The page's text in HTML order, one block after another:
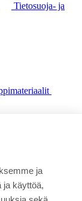
Tietosuoja- ja
ja
käyttöä,